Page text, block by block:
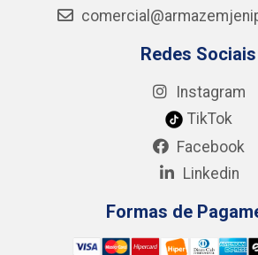
Redes Sociais
Instagram
TikTok
Facebook
Linkedin
Formas de